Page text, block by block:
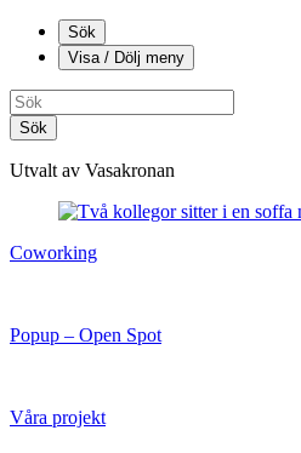
Sök
Visa / Dölj meny
Sök
Utvalt av Vasakronan
Coworking
Popup – Open Spot
Våra projekt